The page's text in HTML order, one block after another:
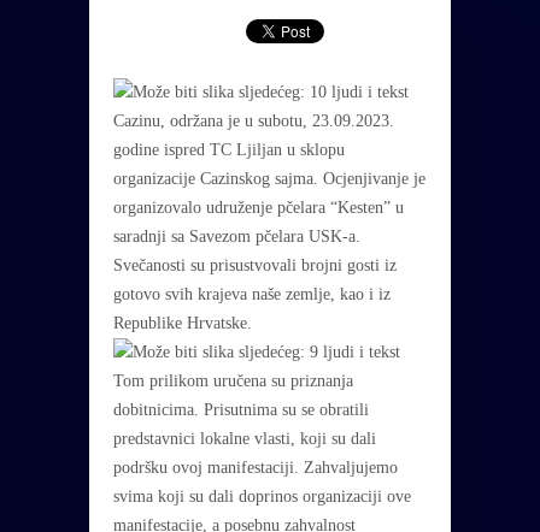
Cazinu, održana je u subotu, 23.09.2023.
godine ispred TC Ljiljan u sklopu
organizacije Cazinskog sajma. Ocjenjivanje je
organizovalo udruženje pčelara “Kesten” u
saradnji sa Savezom pčelara USK-a.
Svečanosti su prisustvovali brojni gosti iz
gotovo svih krajeva naše zemlje, kao i iz
Republike Hrvatske.
Tom prilikom uručena su priznanja
dobitnicima. Prisutnima su se obratili
predstavnici lokalne vlasti, koji su dali
podršku ovoj manifestaciji. Zahvaljujemo
svima koji su dali doprinos organizaciji ove
manifestacije, a posebnu zahvalnost